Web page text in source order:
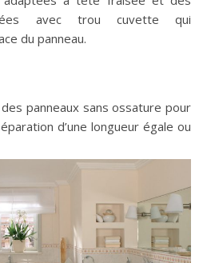
avec trou cuvette qui
du panneau.
panneaux sans ossature pour
d’une longueur égale ou